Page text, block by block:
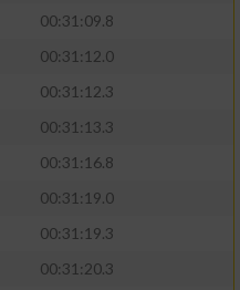
00:31:09.8
00:31:12.0
00:31:12.3
00:31:13.3
00:31:16.8
00:31:19.0
00:31:19.3
00:31:20.3